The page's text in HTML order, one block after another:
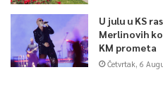
U julu u KS
Merlinovih
KM prometa
Četvrtak, 6